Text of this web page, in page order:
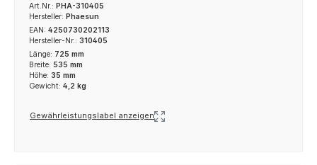
Art.Nr.: PHA-310405
Hersteller: Phaesun
EAN: 4250730202113
Hersteller-Nr.: 310405
Länge: 725 mm
Breite: 535 mm
Höhe: 35 mm
Gewicht: 4,2 kg
Gewährleistungslabel anzeigen